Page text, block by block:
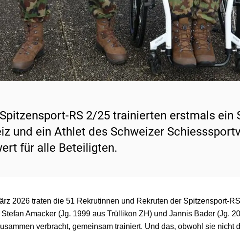
RS 2/25 trainierten erstmals ein
und ein Athlet des Schweizer
für alle Beteiligten.
2026 traten die 51 Rekrutinnen und Rekruten der Spitzensport-
Amacker (Jg. 1999 aus Trüllikon ZH) und Jannis Bader (Jg.
verbracht, gemeinsam trainiert. Und das, obwohl sie nicht